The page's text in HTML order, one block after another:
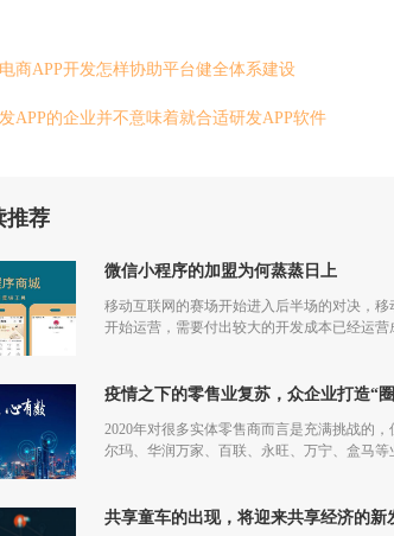
商APP开发怎样协助平台健全体系建设
APP的企业并不意味着就合适研发APP软件
推荐
微信小程序的加盟为何蒸蒸日上
移动互联网的赛场开始进入后半场的对决，
开始运营，需要付出较大的开发成本已经运
疫情之下的零售业复苏，众企业打造“
2020年对很多实体零售商而言是充满挑战的
尔玛、华润万家、百联、永旺、万宁、盒马
共享童车的出现，将迎来共享经济的新